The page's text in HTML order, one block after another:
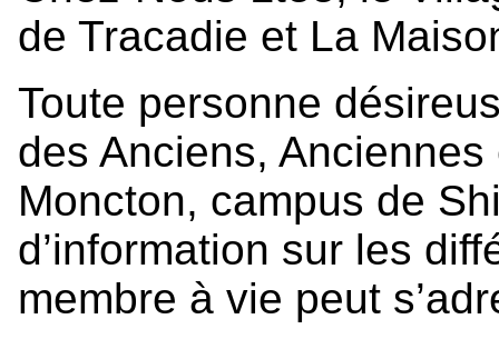
de Tracadie et La
Toute personne
des Anciens,
Moncton, campus de
d’information sur les
membre à vie peut